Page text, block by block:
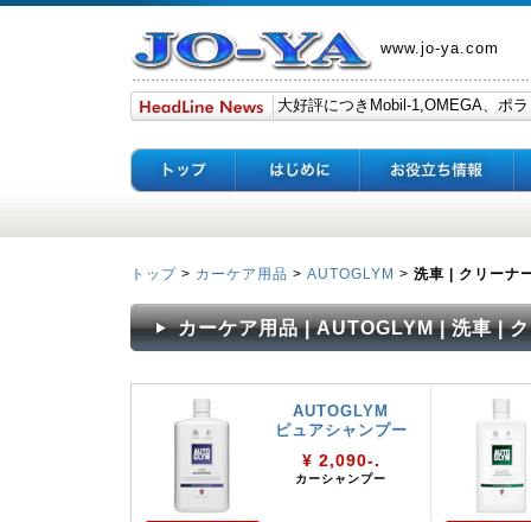
www.jo-ya.com
トップ > カーケア用品 > AUTOGLYM > 洗車 | クリーナ
カーケア用品 | AUTOGLYM | 洗車 |
AUTOGLYM
ピュアシャンプー
¥ 2,090-.
カーシャンプー